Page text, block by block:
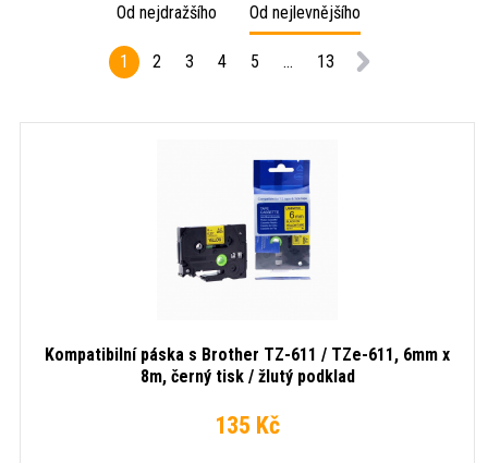
TZe-
12mm
černý
TZe-
221,
9mm
černý
/
bílý
podklad
černý
Od nejdražšího Od nejlevnějšího
1 2 3 4 5 ... 13
Kompatibilní páska s Brother TZ-611 / TZe-611, 6mm x
8m, černý tisk / žlutý podklad
135 Kč